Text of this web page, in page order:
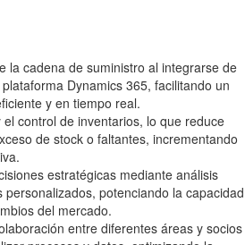
la cadena de suministro al integrarse de
Dynamics 365, facilitando un
y en tiempo real.
control de inventarios, lo que reduce
de stock o faltantes, incrementando
estratégicas mediante análisis
potenciando la capacidad
del mercado.
entre diferentes áreas y socios